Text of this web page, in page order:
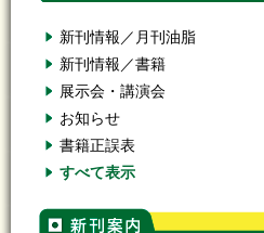
新刊情報／月刊油脂
新刊情報／書籍
展示会・講演会
お知らせ
書籍正誤表
すべて表示